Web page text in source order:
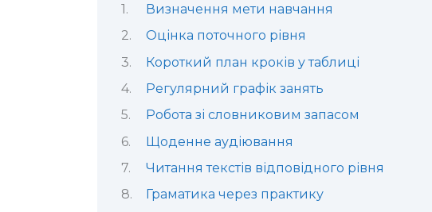
Визначення мети навчання
Оцінка поточного рівня
Короткий план кроків у таблиці
Регулярний графік занять
Робота зі словниковим запасом
Щоденне аудіювання
Читання текстів відповідного рівня
Граматика через практику